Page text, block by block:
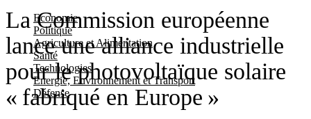
Economie
Politique
Agriculture et Alimentation
Santé
Technologies
Energie, Environnement et Transport
Défense
La Commission européenne
lance une alliance industrielle
pour le photovoltaïque solaire
« fabriqué en Europe »